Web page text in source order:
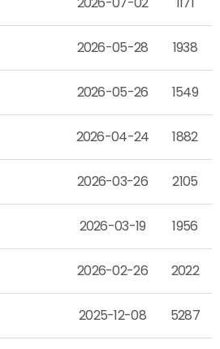
2026-05-28 1938
2026-05-26 1549
2026-04-24 1882
2026-03-26 2105
2026-03-19 1956
2026-02-26 2022
2025-12-08 5287